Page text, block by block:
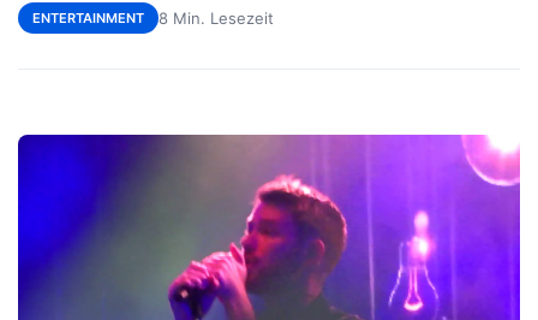
ENTERTAINMENT 8 Min. Lesezeit